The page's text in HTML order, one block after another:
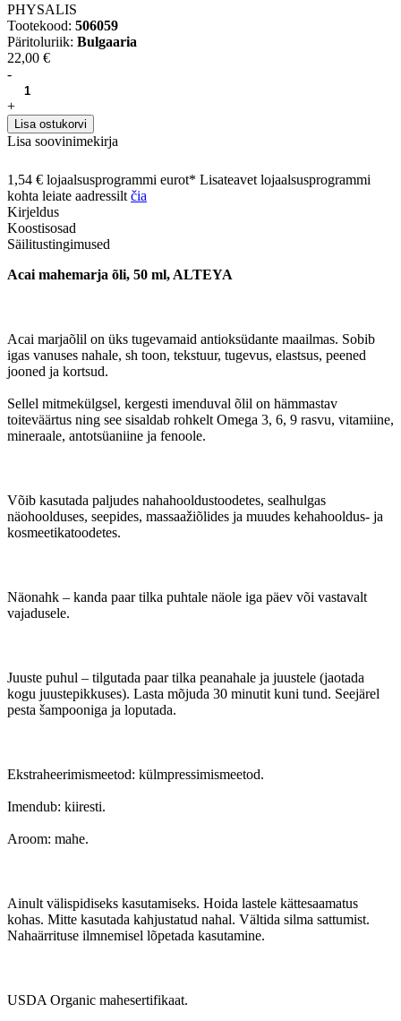
PHYSALIS
Tootekood: 506059
Päritoluriik: Bulgaaria
22,00 €
-
+
Lisa ostukorvi
Lisa soovinimekirja
1,54 € lojaalsusprogrammi eurot* Lisateavet lojaalsusprogrammi
kohta leiate aadressilt čia
Kirjeldus
Koostisosad
Säilitustingimused
Acai mahemarja õli, 50 ml, ALTEYA
Acai marjaõlil on üks tugevamaid antioksüdante maailmas. Sobib
igas vanuses nahale, sh toon, tekstuur, tugevus, elastsus, peened
jooned ja kortsud.
Sellel mitmekülgsel, kergesti imenduval õlil on hämmastav
toiteväärtus ning see sisaldab rohkelt Omega 3, 6, 9 rasvu, vitamiine,
mineraale, antotsüaniine ja fenoole.
Võib kasutada paljudes nahahooldustoodetes, sealhulgas
näohoolduses, seepides, massaažiõlides ja muudes kehahooldus- ja
kosmeetikatoodetes.
Näonahk – kanda paar tilka puhtale näole iga päev või vastavalt
vajadusele.
Juuste puhul – tilgutada paar tilka peanahale ja juustele (jaotada
kogu juustepikkuses). Lasta mõjuda 30 minutit kuni tund. Seejärel
pesta šampooniga ja loputada.
Ekstraheerimismeetod: külmpressimismeetod.
Imendub: kiiresti.
Aroom: mahe.
Ainult välispidiseks kasutamiseks. Hoida lastele kättesaamatus
kohas. Mitte kasutada kahjustatud nahal. Vältida silma sattumist.
Nahaärrituse ilmnemisel lõpetada kasutamine.
USDA Organic mahesertifikaat.